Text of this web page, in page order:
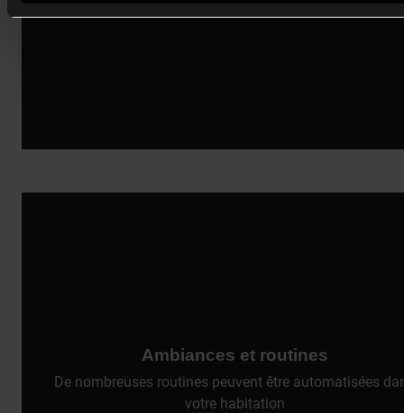
Ambiances et routines
De nombreuses routines peuvent être automatisées
votre habitation